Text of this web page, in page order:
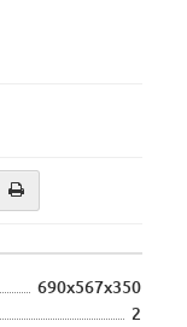
690х567х350
2